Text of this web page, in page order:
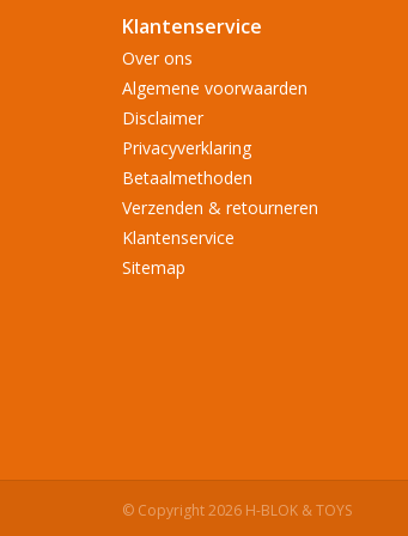
Klantenservice
Over ons
Algemene voorwaarden
Disclaimer
Privacyverklaring
Betaalmethoden
Verzenden & retourneren
Klantenservice
Sitemap
© Copyright 2026 H-BLOK & TOYS